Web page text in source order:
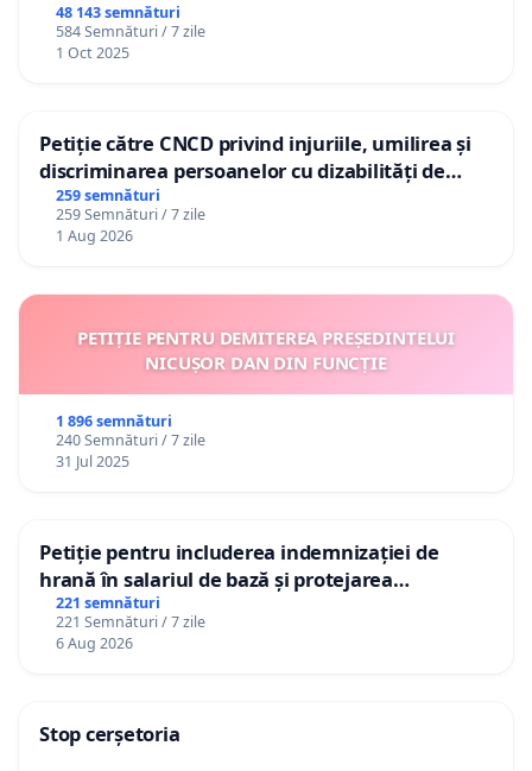
48 143 semnături
584 Semnături / 7 zile
1 Oct 2025
Petiție către CNCD privind injuriile, umilirea și
discriminarea persoanelor cu dizabilități de
către utilizatorul TikTok „Gorici”
259 semnături
259 Semnături / 7 zile
1 Aug 2026
PETIȚIE PENTRU DEMITEREA PREȘEDINTELUI
NICUȘOR DAN DIN FUNCȚIE
1 896 semnături
240 Semnături / 7 zile
31 Jul 2025
Petiție pentru includerea indemnizației de
hrană în salariul de bază și protejarea
gradațiilor de vechime pentru asistenții
personali
221 semnături
221 Semnături / 7 zile
6 Aug 2026
Stop cerșetoria